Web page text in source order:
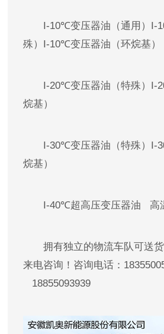
I-10℃变压器油（通用）I-
殊）I-10℃变压器油（环烷基）
I-20℃变压器油（特殊）I-
烷基）
I-30℃变压器油（特殊）I-
烷基）
I-40℃超高压变压器油 高
拥有独立的物流车队可送
来电咨询！咨询电话：
18855093939